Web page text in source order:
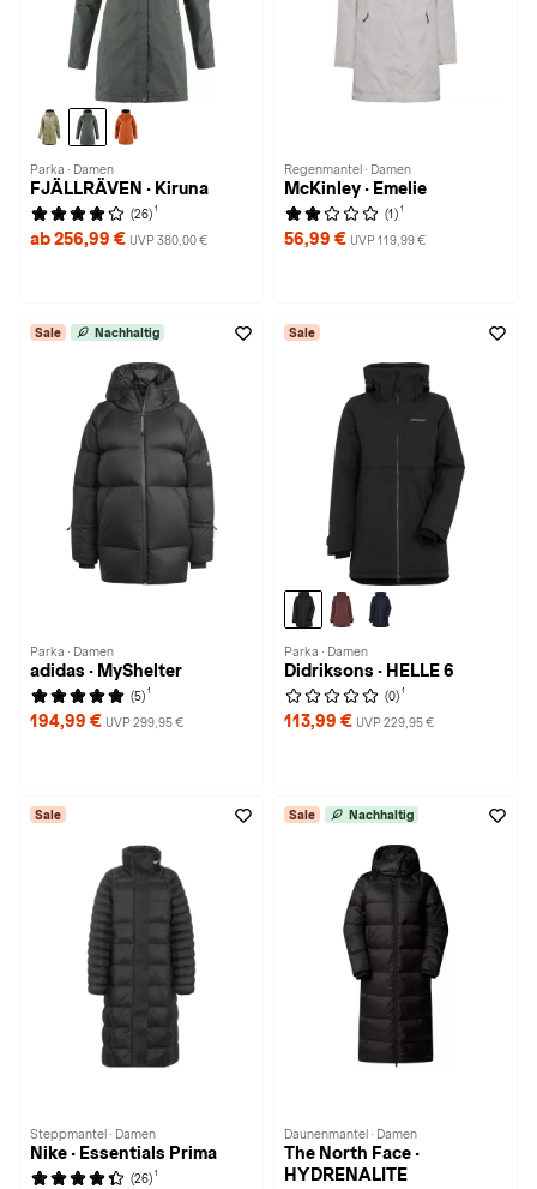
Parka · Damen
FJÄLLRÄVEN · Kiruna
(26) 1
ab 256,99 € UVP 380,00 €
Regenmantel · Damen
McKinley · Emelie
(1) 1
56,99 € UVP 119,99 €
Sale Nachhaltig
Parka · Damen
adidas · MyShelter
(5) 1
194,99 € UVP 299,95 €
Sale
Parka · Damen
Didriksons · HELLE 6
(0) 1
113,99 € UVP 229,95 €
Sale
Steppmantel · Damen
Nike · Essentials Prima
(26) 1
Sale Nachhaltig
Daunenmantel · Damen
The North Face ·
HYDRENALITE